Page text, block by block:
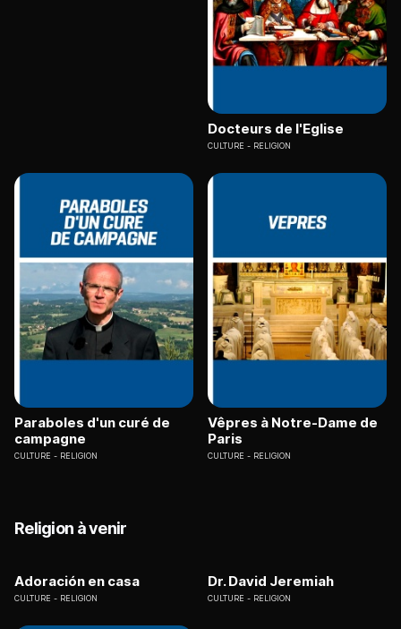
Docteurs de l'Eglise
CULTURE RELIGION
Paraboles d'un curé de
campagne
CULTURE RELIGION
Vêpres à Notre-Dame de
Paris
CULTURE RELIGION
Religion à venir
Adoración en casa
CULTURE RELIGION
Dr. David Jeremiah
CULTURE RELIGION